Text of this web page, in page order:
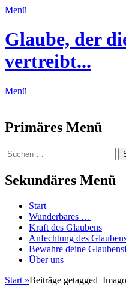
Menü
Glaube, der
vertreibt...
Menü
Primäres Menü
Zum
Inhalt
springen
Suchen
Suchen
nach:
Sekundäres Menü
Zum
Inhalt
springen
Start
Wunderbares …
Kraft des Glaubens
Anfechtung des
Bewahre deine
Über uns
Start »Beiträge getagged